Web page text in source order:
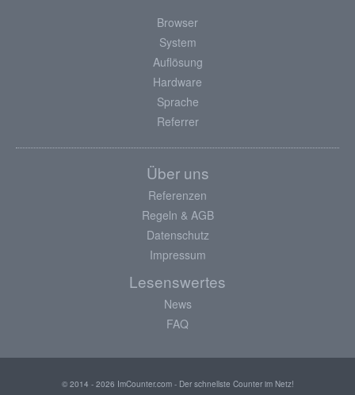
Browser
System
Auflösung
Hardware
Sprache
Referrer
Über uns
Referenzen
Regeln & AGB
Datenschutz
Impressum
Lesenswertes
News
FAQ
© 2014 - 2026 ImCounter.com - Der schnellste Counter im Netz!